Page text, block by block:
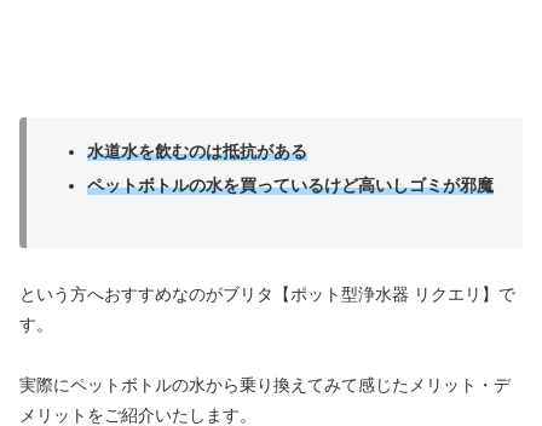
水道水を飲むのは抵抗がある
ペットボトルの水を買っているけど高いしゴミが邪魔
という方へおすすめなのがブリタ【ポット型浄水器 リクエリ】で
す。
実際にペットボトルの水から乗り換えてみて感じたメリット・デ
メリットをご紹介いたします。